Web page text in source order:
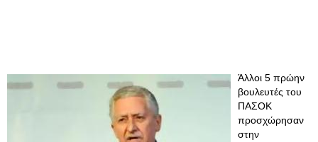
Άλλοι 5 πρώην
βουλευτές του
ΠΑΣΟΚ
προσχώρησαν
στην